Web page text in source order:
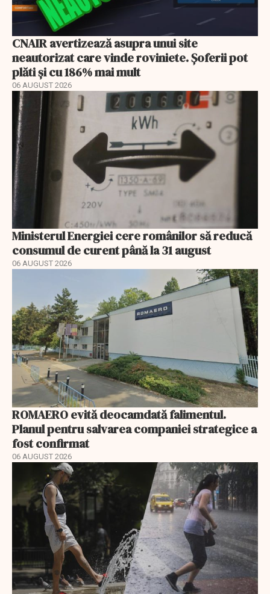
CNAIR avertizează asupra unui site
neautorizat care vinde roviniete. Șoferii pot
plăti și cu 186% mai mult
06 AUGUST 2026
Ministerul Energiei cere românilor să reducă
consumul de curent până la 31 august
06 AUGUST 2026
ROMAERO evită deocamdată falimentul.
Planul pentru salvarea companiei strategice a
fost confirmat
06 AUGUST 2026